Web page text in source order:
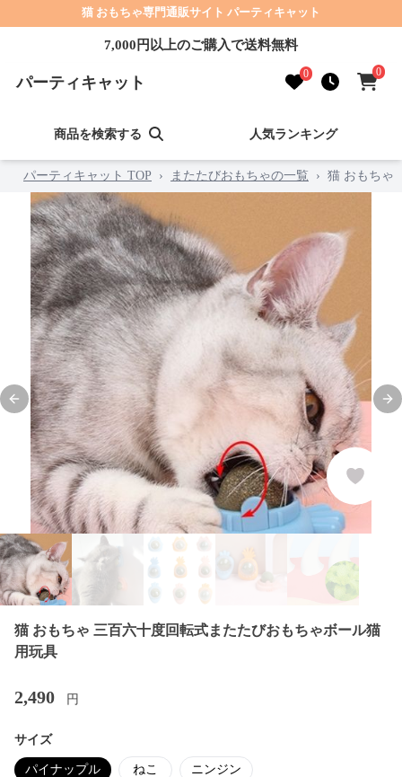
猫 おもちゃ専門通販サイト パーティキャット
7,000円以上のご購入で送料無料
パーティキャット 0 0
商品を検索する 人気ランキング
パーティキャット TOP › またたびおもちゃの一覧 › 猫 おもちゃ
Previous slide
猫 おもちゃ 三百六十度回転式またたびおもちゃボール猫
用玩具
2,490 円
サイズ
パイナップル ねこ ニンジン